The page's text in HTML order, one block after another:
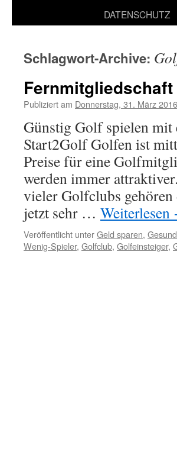
DATENSCHUTZ
Schlagwort-Archive:
Publiziert am Donnerstag, 31. März 2016
Günstig Golf spielen
Start2Golf Golfen ist
Preise für eine
werden immer
vieler Golfclubs gehören
jetzt sehr … Weiterlesen
Veröffentlicht unterGeld sparen,
Wenig-Spieler, Golfclub, Golfeinsteiger,